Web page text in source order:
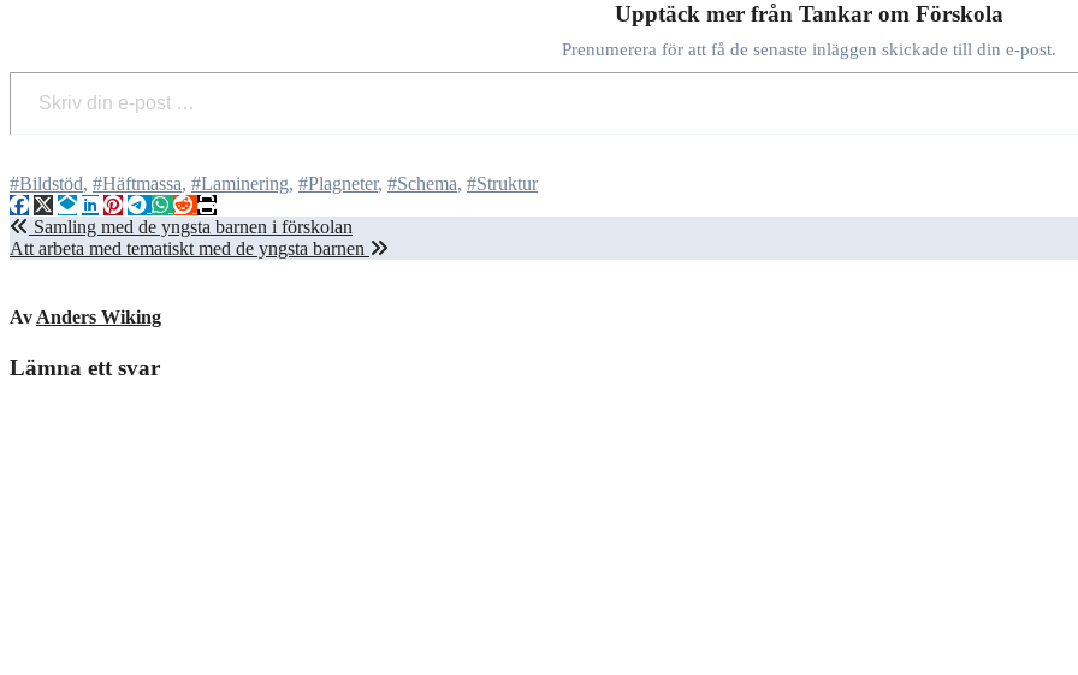
Upptäck mer från Tankar om Förskola
Prenumerera för att få de senaste inläggen skickade till din e-post.
Skriv din e-post …
#Bildstöd, #Häftmassa, #Laminering, #Plagneter, #Schema, #Struktur
Inläggsnavigering
Samling med de yngsta barnen i förskolan
Att arbeta med tematiskt med de yngsta barnen
AvAnders Wiking
Lämna ett svar